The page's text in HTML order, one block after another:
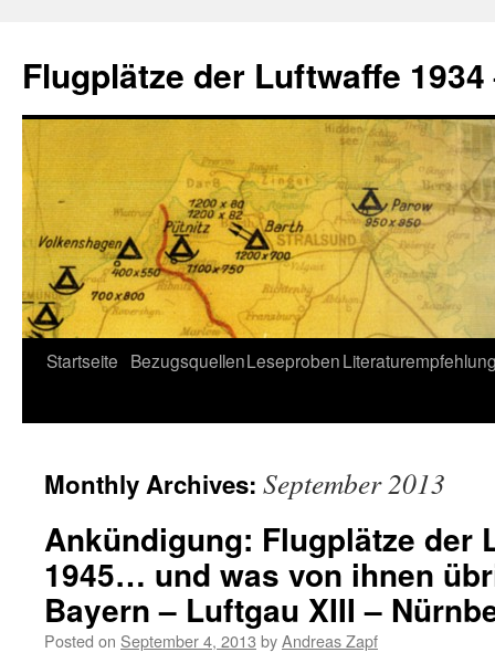
Flugplätze der Luftwaffe 1934
Skip
Startseite BezugsquellenLeseproben
Monthly Archives: September 2013
Ankündigung: Flugplätze der
1945… und was von ihnen
Bayern – Luftgau XIII –
Posted on September 4, 2013 byAndreas Zapf